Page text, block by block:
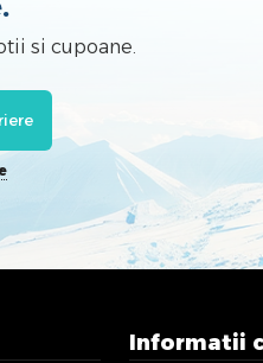
si cupoane.
Informatii